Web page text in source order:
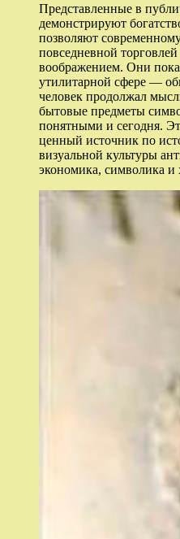
Представленные в
демонстрируют
позволяют
повседневной
воображением. Они
утилитарной сфере —
человек продолжал
бытовые предметы
понятными и сегодня.
ценный источник по
визуальной культуры
экономика, символика и